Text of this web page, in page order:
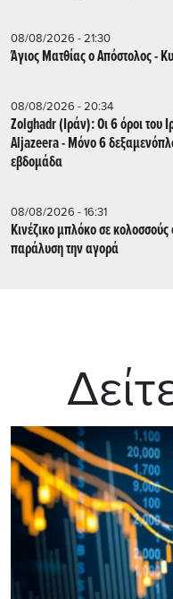
08/08/2026 - 21:30
Άγιος Ματθίας ο Απόστολος -
08/08/2026 - 20:34
Zolghadr (Ιράν): Οι 6 όροι του
Aljazeera - Mόνο 6
εβδομάδα
08/08/2026 - 16:31
Κινέζικο μπλόκο σε
παράλυση την αγορά